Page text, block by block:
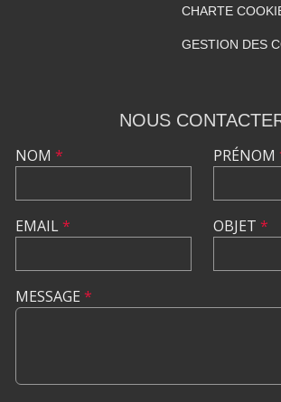
CHARTE
GESTION DES
NOUS
NOM *
EMAIL*
PRÉNOM
OBJET *
MESSAGE *